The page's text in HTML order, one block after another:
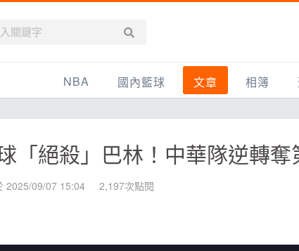
NBA
最新資訊
新聞報導
賽程
球隊資訊
國內籃球
新聞報導
台灣職籃
UBA
文章
全部
新聞報導
球鞋開箱
相簿
精選相簿
網友相簿
IMBC躍動籃球聯
TBL淡水籃球聯盟
「絕殺」巴林！中華隊逆轉奪
2025/09/07 15:04 2,197次點閱